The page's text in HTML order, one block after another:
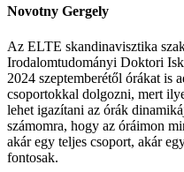
Novotny Gergely
Az ELTE skandinavisztika
Irodalomtudományi Doktori
2024 szeptemberétől órákat is
csoportokkal dolgozni, mert
lehet igazítani az órák
számomra, hogy az óráimon
akár egy teljes csoport, akár
fontosak.